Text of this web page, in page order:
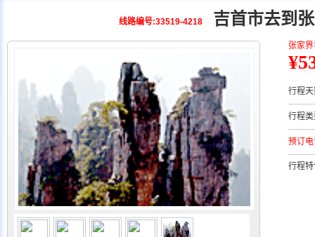
线路编号:33519-4218 吉首市去到
张家
行程
行程
预订
行程